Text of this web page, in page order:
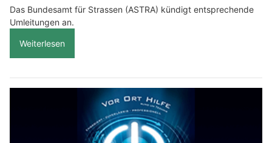
Das Bundesamt für Strassen (ASTRA) kündigt entsprechende
Umleitungen an.
Weiterlesen